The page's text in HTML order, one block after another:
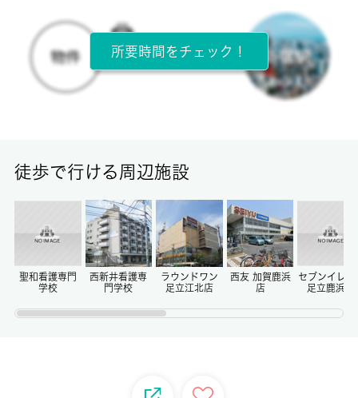
所在階
2階 / 4階建
-/-
権利金/雑費
所要時間をチェック！
徒歩で行ける周辺施設
聖和看護専門
学校
西新井看護専
門学校
ラウンドワン
足立江北店
西友 加賀鹿浜
店
セブンイレブ
足立鹿浜店